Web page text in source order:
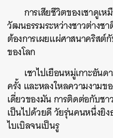
การเสียชีวิตของเชาดูเ
วัฒนธรรมระหว่างชาวต่างช
ต้องการเผยแผ่ศาสนาคริสต์
ของโลก
เชาไปเยือนหมู่เกาะอัน
ครั้ง และหลงใหลความงามข
เดี่ยวของมัน การติดต่อกับชา
เป็นไปด้วยดี วัยรุ่นคนหนึ่งยิง
ไบเบิลจนเป็นรู